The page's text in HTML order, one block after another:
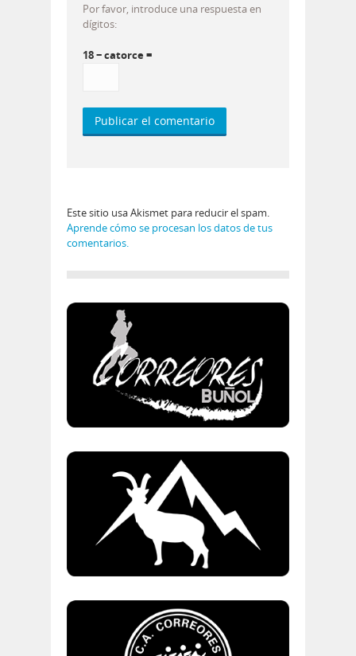
Por favor, introduce una respuesta en
dígitos:
18 − catorce =
Este sitio usa Akismet para reducir el spam.
Aprende cómo se procesan los datos de tus
comentarios.